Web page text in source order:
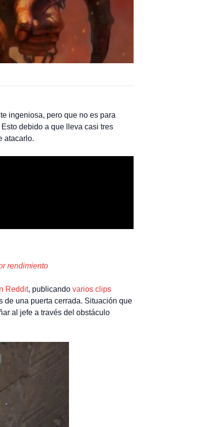
ingeniosa, pero que no es para
debido a que lleva casi tres
atacarlo.
rendimiento
Reddit, publicando varios clips
de una puerta cerrada. Situación que
al jefe a través del obstáculo